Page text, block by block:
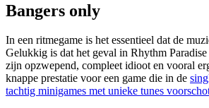
Bangers only
In een ritmegame is het essentieel dat de
Gelukkig is dat het geval in Rhythm
zijn opzwepend, compleet idioot en vooral
knappe prestatie voor een game die in de
tachtig minigames met unieke tunes